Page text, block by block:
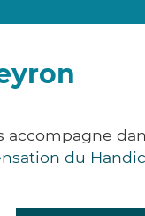
du